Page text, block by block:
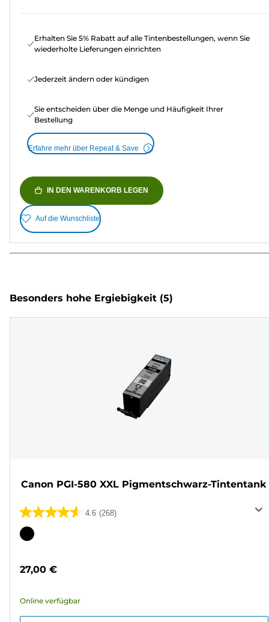
Erhalten Sie 5% Rabatt auf alle Tintenbestellungen, wenn Sie
wiederholte Lieferungen einrichten
Jederzeit ändern oder kündigen
Sie entscheiden über die Menge und Häufigkeit Ihrer
Bestellung
Erfahre mehr über Repeat & Save
IN DEN WARENKORB LEGEN
Auf die Wunschliste
Besonders hohe Ergiebigkeit (5)
Canon PGI-580 XXL Pigmentschwarz-Tintentank
4.6 (268)
4.6
von
268
Farbpatrone
27,00 €
Online verfügbar